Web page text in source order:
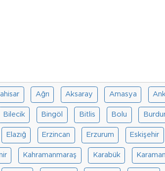
Ağrı Aksaray Amasya
Bilecik Bingöl Bitlis Bolu
Elazığ Erzincan Erzurum Eskişehir
Kahramanmaraş Karabük Karaman